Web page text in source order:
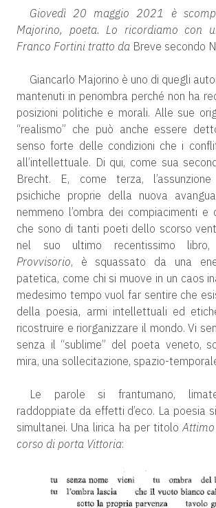
Giovedì 20 maggio 2021 è
Majorino, poeta. Lo ricordiamo con
Franco Fortini tratto da Breve secondo
Giancarlo Majorino è uno di quegli
mantenuti in penombra perché non ha
posizioni politiche e morali. Alle sue
“realismo” che può anche essere
senso forte delle condizioni che i
all’intellettuale. Di qui, come sua
Brecht. E, come terza,
psichiche proprie della nuova
nemmeno l’ombra dei compiacimenti e
che sono di tanti poeti dello scorso
nel suo ultimo recentissimo libro,
Provvisorio, è squassato da una
patetica, come chi si muove in un caos
medesimo tempo vuol far sentire che
della poesia, armi intellettuali ed
ricostruire e riorganizzare il mondo. Vi
senza il “sublime” del poeta veneto,
mira, una sollecitazione, spazio-
Le parole si frantumano,
raddoppiate da effetti d’eco. La poesia
simultanei. Una lirica ha per titolo
corso di porta Vittoria: